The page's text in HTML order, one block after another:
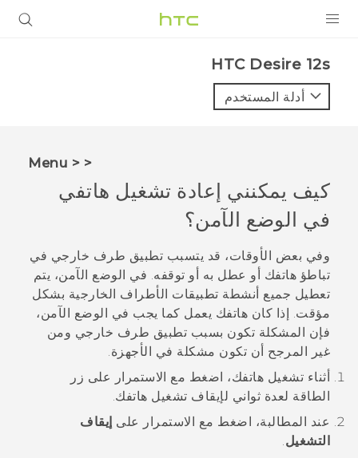
VIVE
VIVERSE
البرامج + التطبيقات
الدعم
أجهزة HTC والملحقات
HTC Desire 12s‎
أدلة المستخدم
< < Menu
كيف يمكنني إعادة تشغيل هاتفي
في الوضع الآمن؟
وفي بعض الأوقات، قد يتسبب تطبيق طرف خارجي في
تباطؤ هاتفك أو عطل به أو توقفه. في الوضع الآمن، يتم
تعطيل جميع أنشطة تطبيقات الأطراف الخارجية بشكل
مؤقت. إذا كان هاتفك يعمل كما يجب في الوضع الآمن،
فإن المشكلة تكون بسبب تطبيق طرف خارجي ومن
غير المرجح أن تكون مشكلة في الأجهزة.
أثناء تشغيل هاتفك، اضغط مع الاستمرار على زر
الطاقة لعدة ثواني لإيقاف تشغيل هاتفك.
عند المطالبة، اضغط مع الاستمرار على إيقاف
التشغيل.